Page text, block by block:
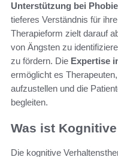
Unterstützung bei
tieferes Verständnis für
Therapieform zielt darauf
von Ängsten zu
zu fördern. Die Expertise
ermöglicht es
aufzustellen und die
begleiten.
Was ist
Die kognitive